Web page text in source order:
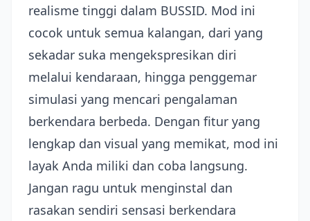
realisme tinggi dalam BUSSID. Mod ini
cocok untuk semua kalangan, dari yang
sekadar suka mengekspresikan diri
melalui kendaraan, hingga penggemar
simulasi yang mencari pengalaman
berkendara berbeda. Dengan fitur yang
lengkap dan visual yang memikat, mod ini
layak Anda miliki dan coba langsung.
Jangan ragu untuk menginstal dan
rasakan sendiri sensasi berkendara